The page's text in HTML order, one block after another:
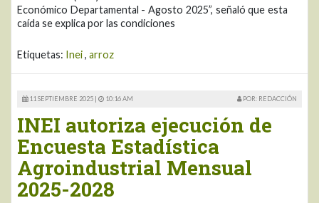
Económico Departamental - Agosto 2025”, señaló que esta
caída se explica por las condiciones
Etiquetas: Inei, arroz
11 SEPTIEMBRE 2025 | 10:16 AM POR: REDACCIÓN
INEI autoriza ejecución de
Encuesta Estadística
Agroindustrial Mensual
2025-2028